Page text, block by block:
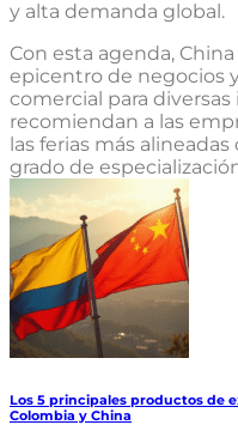
y alta demanda global.
Con esta agenda,
epicentro de negocios
comercial para
recomiendan a las
las ferias más
grado de
Los 5 principales productos de
Colombia y China